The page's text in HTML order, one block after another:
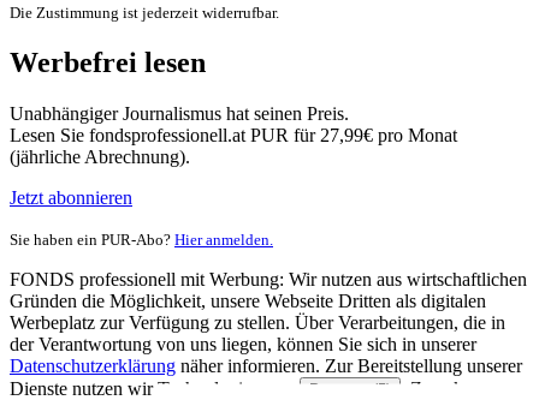
Die Zustimmung ist jederzeit widerrufbar.
Werbefrei lesen
Unabhängiger Journalismus hat seinen Preis.
Lesen Sie fondsprofessionell.at PUR für 27,99€ pro Monat
(jährliche Abrechnung).
Jetzt abonnieren
Sie haben ein PUR-Abo? Hier anmelden.
FONDS professionell mit Werbung: Wir nutzen aus wirtschaftlichen
Gründen die Möglichkeit, unsere Webseite Dritten als digitalen
Werbeplatz zur Verfügung zu stellen. Über Verarbeitungen, die in
der Verantwortung von uns liegen, können Sie sich in unserer
Datenschutzerklärung näher informieren. Zur Bereitstellung unserer
Dienste nutzen wir Technologien von
Partnern (5)
. Zwecke: